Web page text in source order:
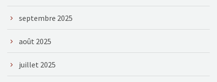
septembre 2025
août 2025
juillet 2025